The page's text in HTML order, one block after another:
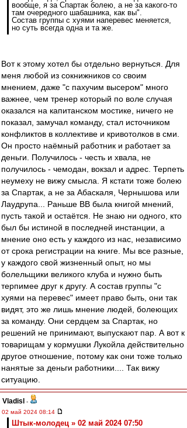
вообще, я за Спартак болею, а не за какого-то
там очередного шабашника, как вы".
Состав группы с хуями наперевес меняется,
но суть всегда одна и та же.
Вот к этому хотел бы отдельно вернуться. Для
меня любой из сокнижников со своим
мнением, даже "с пахучим высером" много
важнее, чем тренер который по воле случая
оказался на капитанском мостике, ничего не
показал, замучал команду, стал источником
конфликтов в коллективе и кривотолков в сми.
Он просто наёмный работник и работает за
деньги. Получилось - честь и хвала, не
получилось - чемодан, вокзал и адрес. Терпеть
неумеху не вижу смысла. Я кстати тоже болею
за Спартак, а не за Абаскаля, Чернышова или
Лаудрупа... Раньше ВВ была книгой мнений,
пусть такой и остаётся. Не знаю ни одного, кто
был бы истиной в последней инстанции, а
мнение оно есть у каждого из нас, независимо
от срока регистрации на книге. Мы все разные,
у каждого свой жизненный опыт, но мы
болельщики великого клуба и нужно быть
терпимее друг к другу. А состав группы "с
хуями на перевес" имеет право быть, они так
видят, это же лишь мнение людей, болеющих
за команду. Они сердцем за Спартак, но
решений не принимают, выпускают пар. А вот к
товарищам у кормушки Лукойла действительно
другое отношение, потому как они тоже только
нанятые за деньги работники.... Так вижу
ситуацию.
Vladisl
-
02 май 2024 08:14
Штык-молодец » 02 май 2024 07:50